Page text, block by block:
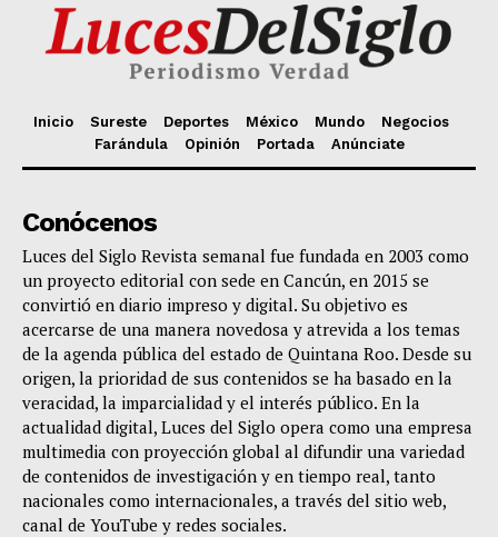
Inicio Sureste Deportes México Mundo
Negocios
Farándula
Opinión Portada Anúnciate
Conócenos
Luces del Siglo Revista semanal fue fundada en 2003 como
un proyecto editorial con sede en Cancún, en 2015 se
convirtió en diario impreso y digital. Su objetivo es
acercarse de una manera novedosa y atrevida a los temas
de la agenda pública del estado de Quintana Roo. Desde su
origen, la prioridad de sus contenidos se ha basado en la
veracidad, la imparcialidad y el interés público. En la
actualidad digital, Luces del Siglo opera como una empresa
multimedia con proyección global al difundir una variedad
de contenidos de investigación y en tiempo real, tanto
nacionales como internacionales, a través del sitio web,
canal de YouTube y redes sociales.